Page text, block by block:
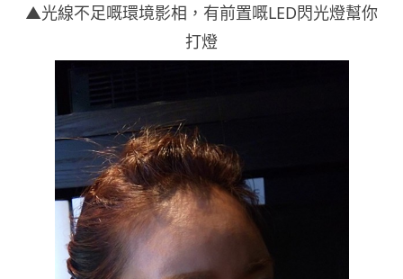
▲光線不足嘅環境影相，有前置嘅LED閃光燈幫你
打燈